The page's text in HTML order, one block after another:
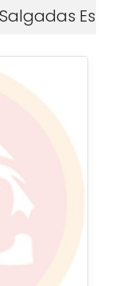
Salgadas